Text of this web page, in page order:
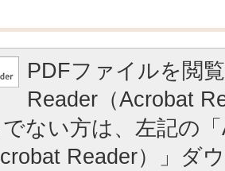
PDFファイルを閲
Reader（Acrobat
ない方は、左記の
Reader）」ダ